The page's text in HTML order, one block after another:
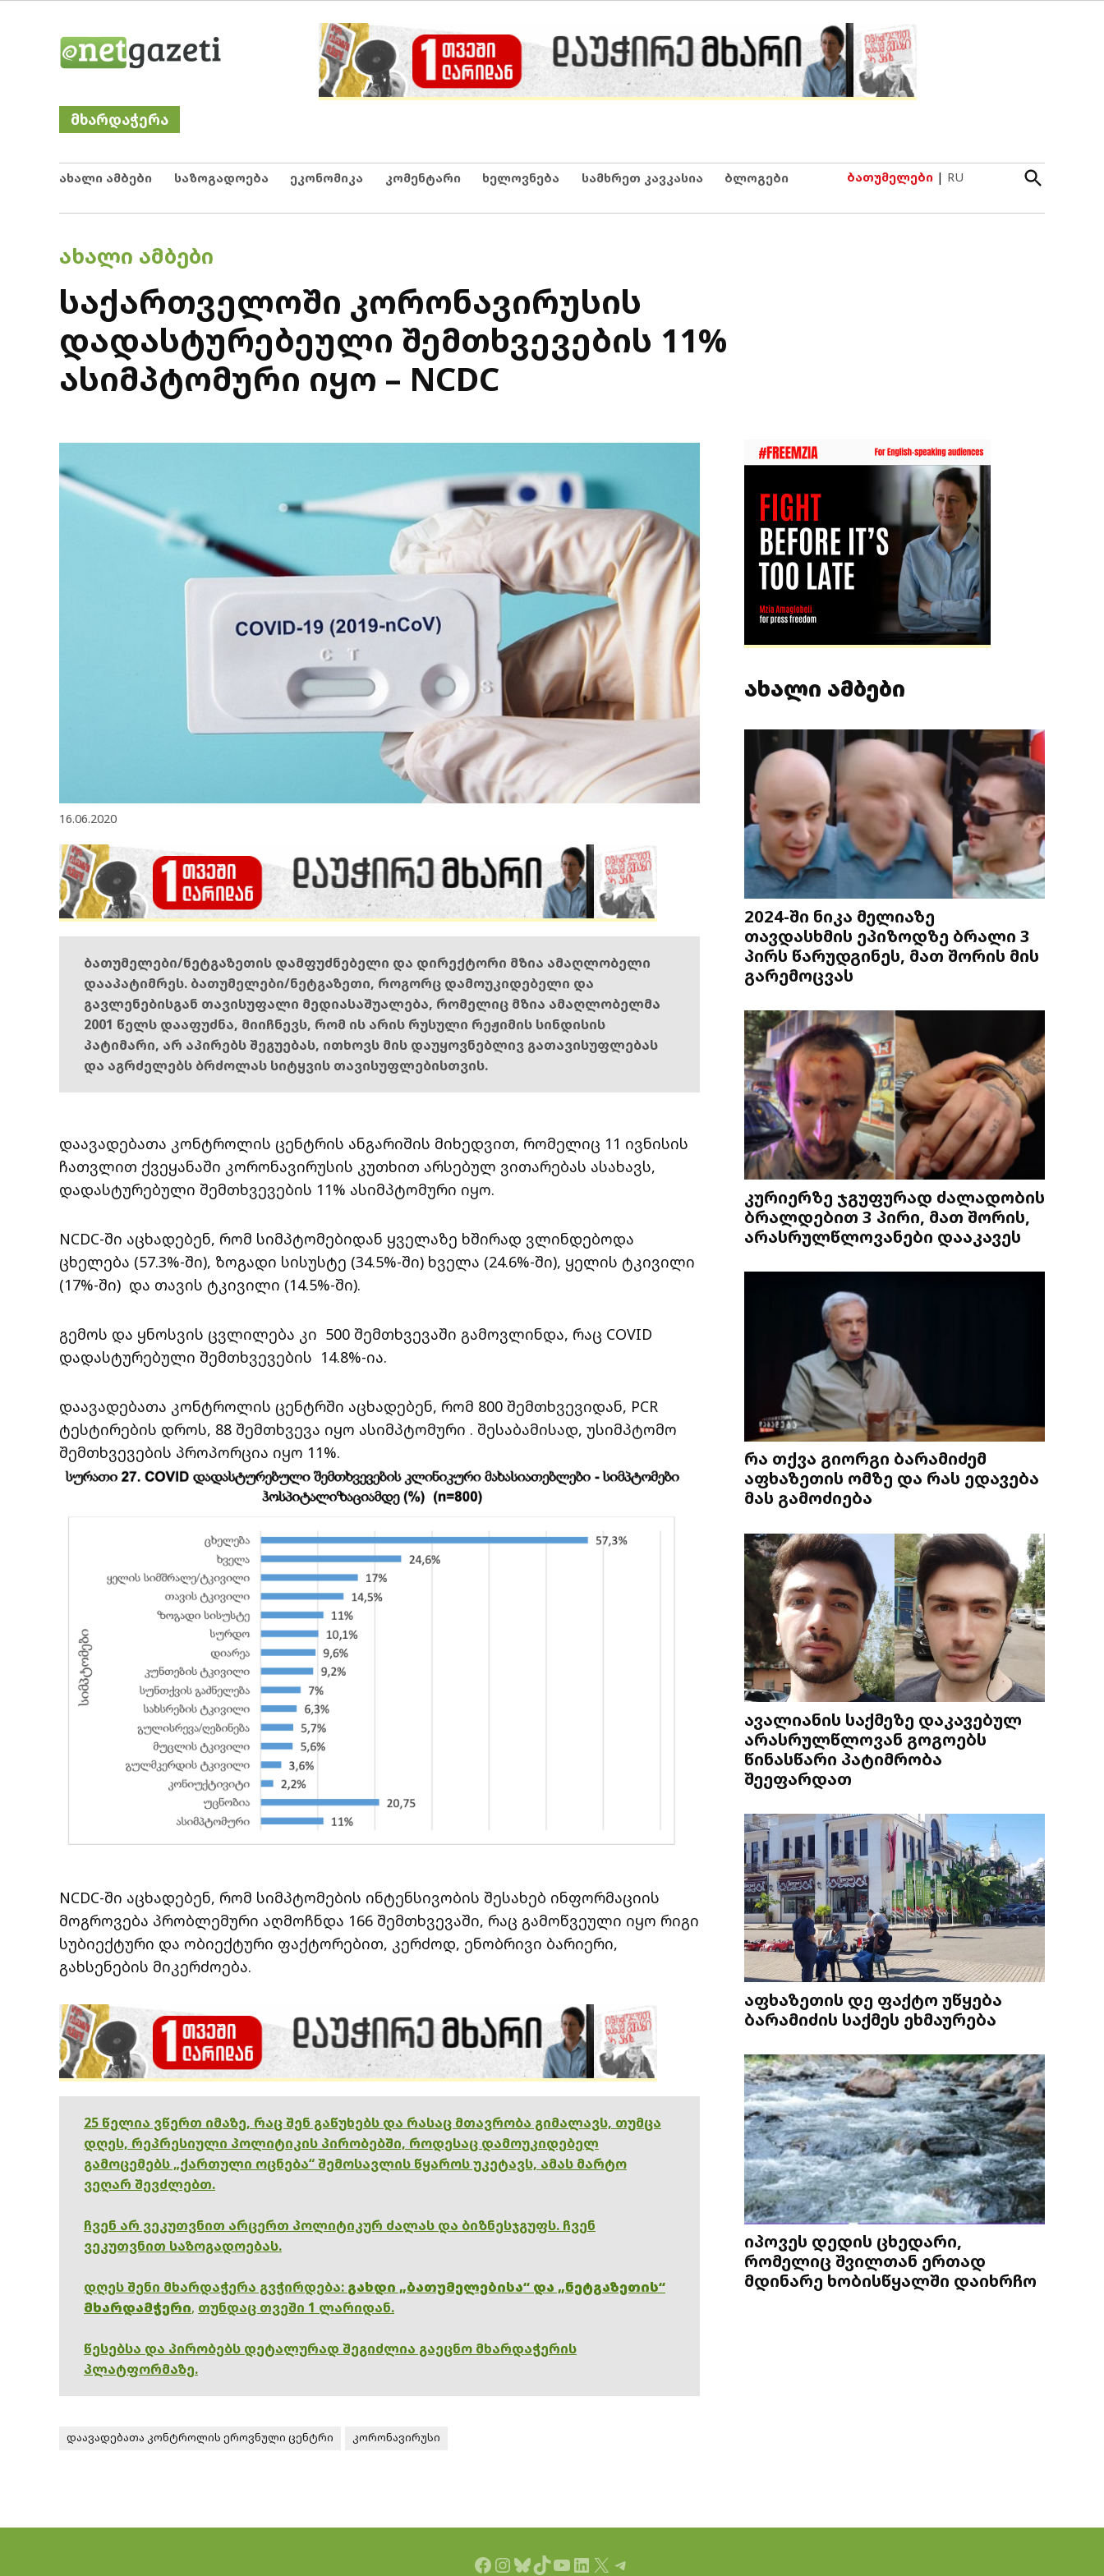
Netgazeti
მხარდაჭერა
ახალი ამბები საზოგადოება ეკონომიკა კომენტარი ხელოვნება სამხრეთ კავკასია ბლოგები ბათუმელები | RU
Open
Search
POSTED
ᲐᲮᲐᲚᲘ ᲐᲛᲑᲔᲑᲘ
საქართველოში კორონავირუსის
დადასტურებეული შემთხვევების 11%
ასიმპტომური იყო – NCDC
16.06.2020
ბათუმელები/ნეტგაზეთის დამფუძნებელი და დირექტორი მზია ამაღლობელი
დააპატიმრეს. ბათუმელები/ნეტგაზეთი, როგორც დამოუკიდებელი და
გავლენებისგან თავისუფალი მედიასაშუალება, რომელიც მზია ამაღლობელმა
2001 წელს დააფუძნა, მიიჩნევს, რომ ის არის რუსული რეჟიმის სინდისის
პატიმარი, არ აპირებს შეგუებას, ითხოვს მის დაუყოვნებლივ გათავისუფლებას
და აგრძელებს ბრძოლას სიტყვის თავისუფლებისთვის.
დაავადებათა კონტროლის ცენტრის ანგარიშის მიხედვით, რომელიც 11 ივნისის
ჩათვლით ქვეყანაში კორონავირუსის კუთხით არსებულ ვითარებას ასახავს,
დადასტურებული შემთხვევების 11% ასიმპტომური იყო.
NCDC-ში აცხადებენ, რომ სიმპტომებიდან ყველაზე ხშირად ვლინდებოდა
ცხელება (57.3%-ში), ზოგადი სისუსტე (34.5%-ში) ხველა (24.6%-ში), ყელის ტკივილი
(17%-ში) და თავის ტკივილი (14.5%-ში).
გემოს და ყნოსვის ცვლილება კი 500 შემთხვევაში გამოვლინდა, რაც COVID
დადასტურებული შემთხვევების 14.8%-ია.
დაავადებათა კონტროლის ცენტრში აცხადებენ, რომ 800 შემთხვევიდან, PCR
ტესტირების დროს, 88 შემთხვევა იყო ასიმპტომური . შესაბამისად, უსიმპტომო
შემთხვევების პროპორცია იყო 11%.
NCDC-ში აცხადებენ, რომ სიმპტომების ინტენსივობის შესახებ ინფორმაციის
მოგროვება პრობლემური აღმოჩნდა 166 შემთხვევაში, რაც გამოწვეული იყო რიგი
სუბიექტური და ობიექტური ფაქტორებით, კერძოდ, ენობრივი ბარიერი,
გახსენების მიკერძოება.
25 წელია ვწერთ იმაზე, რაც შენ გაწუხებს და რასაც მთავრობა გიმალავს, თუმცა
დღეს, რეპრესიული პოლიტიკის პირობებში, როდესაც დამოუკიდებელ
გამოცემებს „ქართული ოცნება“ შემოსავლის წყაროს უკეტავს, ამას მარტო
ვეღარ შევძლებთ.
ჩვენ არ ვეკუთვნით არცერთ პოლიტიკურ ძალას და ბიზნესჯგუფს. ჩვენ
ვეკუთვნით საზოგადოებას.
დღეს შენი მხარდაჭერა გვჭირდება: გახდი „ბათუმელებისა“ და „ნეტგაზეთის“
მხარდამჭერი, თუნდაც თვეში 1 ლარიდან.
წესებსა და პირობებს დეტალურად შეგიძლია გაეცნო მხარდაჭერის
პლატფორმაზე.
დაავადებათა კონტროლის ეროვნული ცენტრი კორონავირუსი
ახალი ამბები
2024-ში ნიკა მელიაზე
თავდასხმის ეპიზოდზე ბრალი 3
პირს წარუდგინეს, მათ შორის მის
გარემოცვას
კურიერზე ჯგუფურად ძალადობის
ბრალდებით 3 პირი, მათ შორის,
არასრულწლოვანები დააკავეს
რა თქვა გიორგი ბარამიძემ
აფხაზეთის ომზე და რას ედავება
მას გამოძიება
ავალიანის საქმეზე დაკავებულ
არასრულწლოვან გოგოებს
წინასწარი პატიმრობა
შეეფარდათ
აფხაზეთის დე ფაქტო უწყება
ბარამიძის საქმეს ეხმაურება
იპოვეს დედის ცხედარი,
რომელიც შვილთან ერთად
მდინარე ხობისწყალში დაიხრჩო
Facebook
Instagram
Bluesky
TikTok
YouTube
LinkedIn
X Telegram